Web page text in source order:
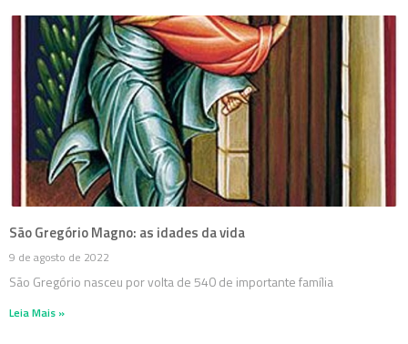
São Gregório Magno: as idades da vida
9 de agosto de 2022
São Gregório nasceu por volta de 540 de importante família
Leia Mais »